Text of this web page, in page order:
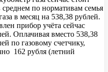
по нормативам семья
в месяц на 538,38 рублей.
прибор учёта сейчас
Оплачивая вместо 538,38
по газовому счетчику,
162 рубля (летний